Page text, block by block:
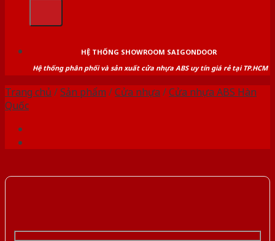
kiếm:
HỆ THỐNG SHOWROOM SAIGONDOOR
Hệ thống phân phối và sản xuất cửa nhựa ABS uy tín giá rẻ tại TP.HCM
Trang chủ /Sản phẩm /Cửa nhựa /Cửa nhựa ABS Hàn
Quốc